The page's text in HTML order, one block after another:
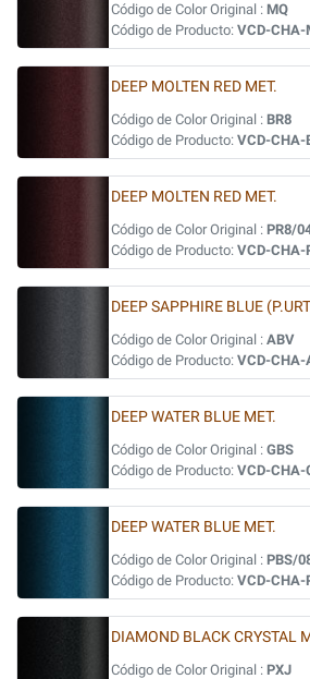
Código de Color Original : MQ
Código de Producto: VCD-CHA-
DEEP MOLTEN RED MET.
Código de Color Original : BR8
Código de Producto: VCD-CHA-
DEEP MOLTEN RED MET.
Código de Color Original : PR8/
Código de Producto: VCD-CHA-
DEEP SAPPHIRE BLUE
Código de Color Original : ABV
Código de Producto: VCD-CHA-
DEEP WATER BLUE MET.
Código de Color Original : GBS
Código de Producto: VCD-CHA-
DEEP WATER BLUE MET.
Código de Color Original : PBS/
Código de Producto: VCD-CHA-
DIAMOND BLACK CRYSTAL
Código de Color Original : PXJ